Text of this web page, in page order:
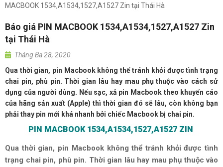
MACBOOK 1534,A1534,1527,A1527 Zin tại Thái Hà
Báo giá PIN MACBOOK 1534,A1534,1527,A1527 Zin
tại Thái Hà
Tháng Ba 28, 2020
Qua thời gian, pin Macbook không thể tránh khỏi được tình trạng
chai pin, phù pin. Thời gian lâu hay mau phụ thuộc vào cách sử
dụng của người dùng. Nếu sạc, xả pin Macbook theo khuyến cáo
của hãng sản xuất (Apple) thì thời gian đó sẽ lâu, còn không bạn
phải thay pin mới khá nhanh bởi chiếc Macbook bị chai pin.
PIN MACBOOK 1534,A1534,1527,A1527 ZIN
Qua thời gian, pin Macbook không thể tránh khỏi được tình
trạng chai pin, phù pin. Thời gian lâu hay mau phụ thuộc vào